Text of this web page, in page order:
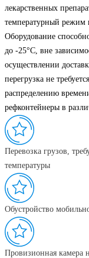
лекарственных
температурный режим
Оборудование
до -25°C, вне
осуществлении
перегрузка не
распределению
рефконтейнеры в
Перевозка грузов,
температуры
Обустройство
Провизионная камера